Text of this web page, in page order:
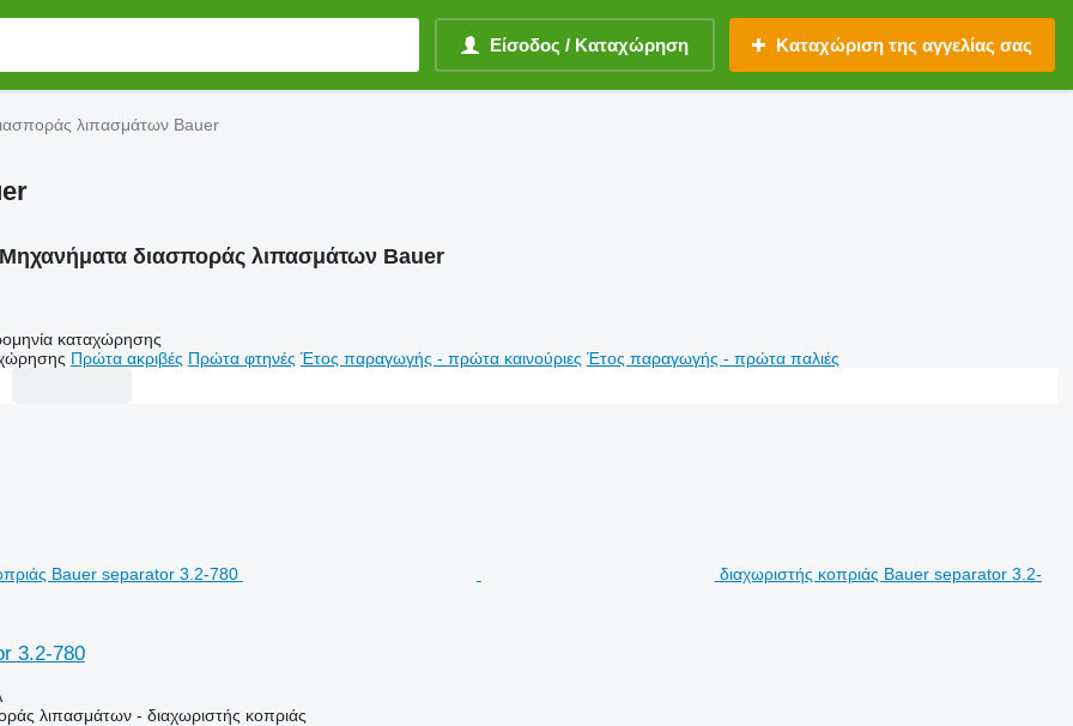
Είσοδος / Καταχώρηση Καταχώριση της αγγελίας σας
λιπασμάτων Bauer
Μηχανήματα διασποράς λιπασμάτων Bauer
καταχώρησης
Πρώτα ακριβές Πρώτα φτηνές Έτος παραγωγής - πρώτα καινούριες Έτος παραγωγής - πρώτα παλιές
διαχωριστής κοπριάς Bauer separator 3.2-
3.2-780
λιπασμάτων - διαχωριστής κοπριάς